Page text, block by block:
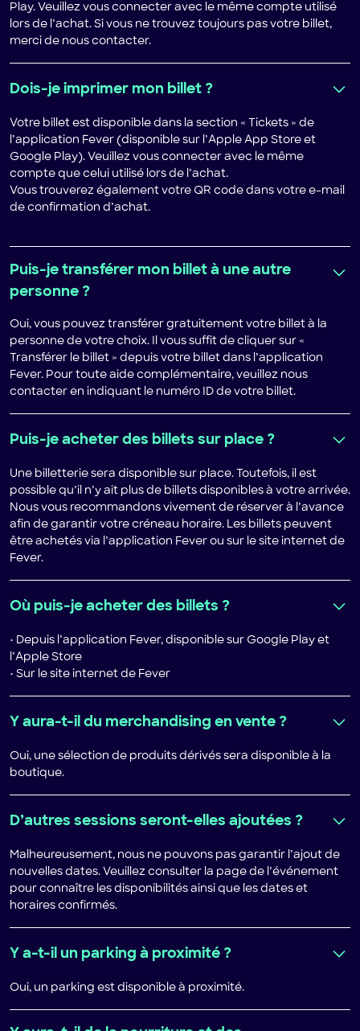
Play. Veuillez vous connecter avec le même compte utilisé
lors de l’achat. Si vous ne trouvez toujours pas votre billet,
merci de nous contacter.
Dois-je imprimer mon billet ?
Votre billet est disponible dans la section « Tickets » de
l’application Fever (disponible sur l’Apple App Store et
Google Play). Veuillez vous connecter avec le même
compte que celui utilisé lors de l’achat.
Vous trouverez également votre QR code dans votre e-mail
de confirmation d’achat.
Puis-je transférer mon billet à une autre
personne ?
Oui, vous pouvez transférer gratuitement votre billet à la
personne de votre choix. Il vous suffit de cliquer sur «
Transférer le billet » depuis votre billet dans l’application
Fever. Pour toute aide complémentaire, veuillez nous
contacter en indiquant le numéro ID de votre billet.
Puis-je acheter des billets sur place ?
Une billetterie sera disponible sur place. Toutefois, il est
possible qu’il n’y ait plus de billets disponibles à votre arrivée.
Nous vous recommandons vivement de réserver à l’avance
afin de garantir votre créneau horaire. Les billets peuvent
être achetés via l’application Fever ou sur le site internet de
Fever.
Où puis-je acheter des billets ?
• Depuis l’application Fever, disponible sur Google Play et
l’Apple Store
• Sur le site internet de Fever
Y aura-t-il du merchandising en vente ?
Oui, une sélection de produits dérivés sera disponible à la
boutique.
D’autres sessions seront-elles ajoutées ?
Malheureusement, nous ne pouvons pas garantir l’ajout de
nouvelles dates. Veuillez consulter la page de l’événement
pour connaître les disponibilités ainsi que les dates et
horaires confirmés.
Y a-t-il un parking à proximité ?
Oui, un parking est disponible à proximité.